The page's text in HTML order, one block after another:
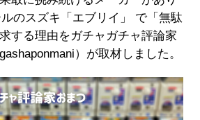
のスズキ「エブリイ」 で「無駄
する理由をガチャガチャ評論家
）が取材しました。